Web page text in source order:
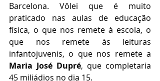
Barcelona. Vôlei que é muito
praticado nas aulas de educação
física, o que nos remete à escola, o
que nos remete às leituras
Maria José Dupré, que completaria
45 miliádios no dia 15.